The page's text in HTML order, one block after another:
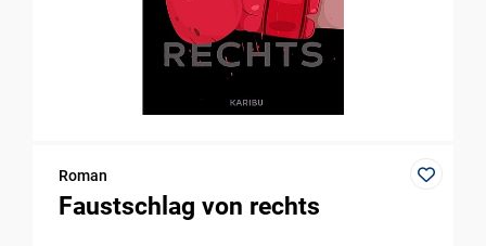
Roman
Faustschlag von rechts